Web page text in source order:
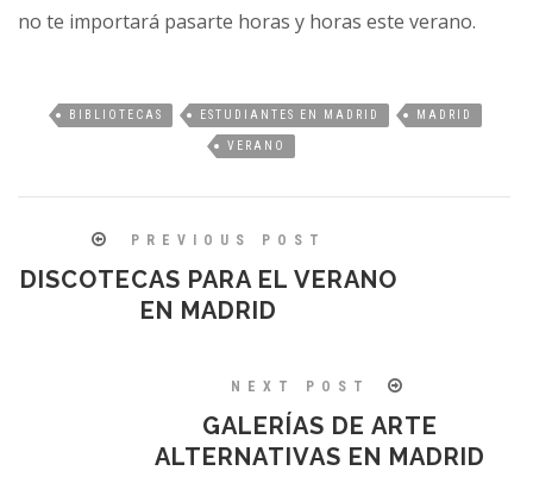
no te importará pasarte horas y horas este verano.
BIBLIOTECAS ESTUDIANTES EN MADRID MADRID
VERANO
PREVIOUS POST
DISCOTECAS PARA EL VERANO
EN MADRID
NEXT POST
GALERÍAS DE ARTE
ALTERNATIVAS EN MADRID